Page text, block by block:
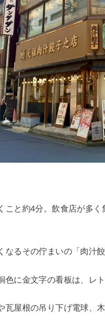
こと約4分。飲食店が多
なるその佇まいの「肉汁
色に金文字の看板は、レ
瓦屋根の吊り下げ電球、